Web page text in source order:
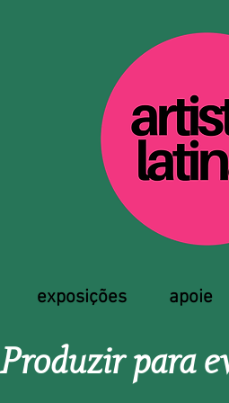
exposições apoie
Produzir para